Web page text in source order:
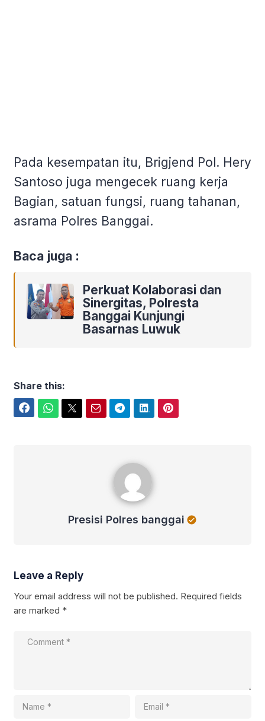
Pada kesempatan itu, Brigjend Pol. Hery
Santoso juga mengecek ruang kerja
Bagian, satuan fungsi, ruang tahanan,
asrama Polres Banggai.
Baca juga :
Perkuat Kolaborasi dan
Sinergitas, Polresta
Banggai Kunjungi
Basarnas Luwuk
Share this:
Presisi Polres banggai
Leave a Reply
Your email address will not be published. Required fields
are marked *